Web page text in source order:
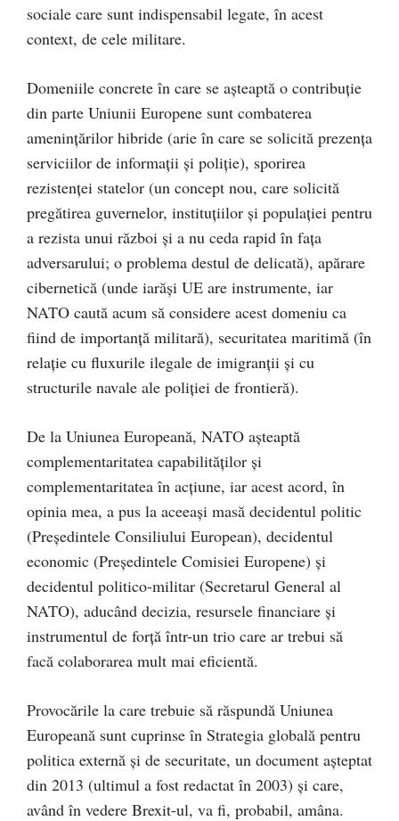
sociale care sunt indispensabil legate, în acest
context, de cele militare.
Domeniile concrete în care se așteaptă o contribuție
din parte Uniunii Europene sunt combaterea
amenințărilor hibride (arie în care se solicită prezența
serviciilor de informații și poliție), sporirea
rezistenței statelor (un concept nou, care solicită
pregătirea guvernelor, instituțiilor și populației pentru
a rezista unui război și a nu ceda rapid în fața
adversarului; o problema destul de delicată), apărare
cibernetică (unde iarăși UE are instrumente, iar
NATO caută acum să considere acest domeniu ca
fiind de importanță militară), securitatea maritimă (în
relație cu fluxurile ilegale de imigranții și cu
structurile navale ale poliției de frontieră).
De la Uniunea Europeană, NATO așteaptă
complementaritatea capabilităților și
complementaritatea în acțiune, iar acest acord, în
opinia mea, a pus la aceeași masă decidentul politic
(Președintele Consiliului European), decidentul
economic (Președintele Comisiei Europene) și
decidentul politico-militar (Secretarul General al
NATO), aducând decizia, resursele financiare și
instrumentul de forță într-un trio care ar trebui să
facă colaborarea mult mai eficientă.
Provocările la care trebuie să răspundă Uniunea
Europeană sunt cuprinse în Strategia globală pentru
politica externă și de securitate, un document așteptat
din 2013 (ultimul a fost redactat în 2003) și care,
având în vedere Brexit-ul, va fi, probabil, amâna.